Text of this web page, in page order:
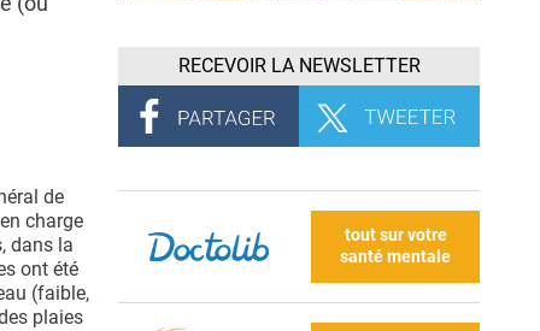
de
charge
dans la
ont été
(faible,
plaies
RECEVOIR LA NEWSLETTER
tout sur votre
santé mentale